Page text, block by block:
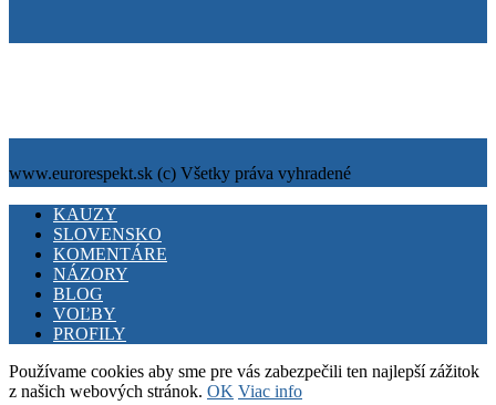
www.eurorespekt.sk (c) Všetky práva vyhradené
Facebook
Twitter
YoutubeKAUZY
SLOVENSKO
KOMENTÁRE
NÁZORY
BLOG
VOĽBY
PROFILY
Používame cookies aby sme pre vás zabezpečili ten najlepší zážitok
z našich webových stránok. OK Viac info